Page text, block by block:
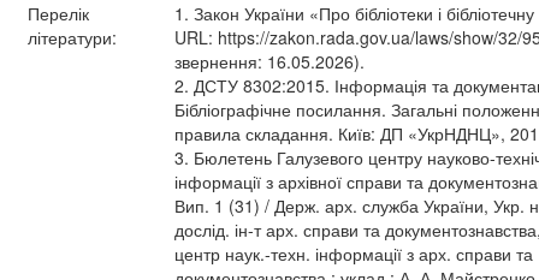
Перелік
літератури:
1. Закон України «Про бібліотеки і
URL: https://zakon.rada.gov.ua/laws/show/32/
звернення: 16.05.2026).
2. ДСТУ 8302:2015. Інформація та
Бібліографічне посилання. Загальні
правила складання. Київ: ДП «УкрНДНЦ»,
3. Бюлетень Галузевого центру науково-
інформації з архівної справи та
Вип. 1 (31) / Держ. арх. служба України, Укр.
дослід. ін-т арх. справи та
центр наук.-техн. інформації з арх. справи та